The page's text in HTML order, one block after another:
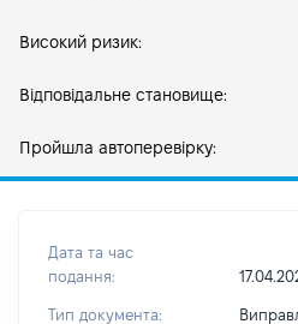
Високий ризик:
Відповідальне становище:
Пройшла автоперевірку:
Дата та час
подання:
Тип документа: